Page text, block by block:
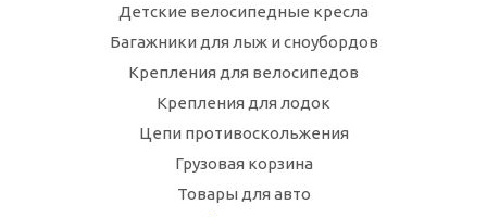
Детские велосипедные кресла
Багажники для лыж и сноубордов
Крепления для велосипедов
Крепления для лодок
Цепи противоскольжения
Грузовая корзина
Товары для авто